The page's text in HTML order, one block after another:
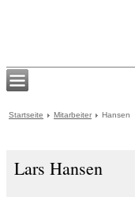
Startseite Mitarbeiter Hansen
Lars Hansen